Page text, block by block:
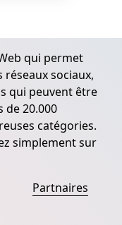
qui permet
sociaux,
qui peuvent être
de 20.000
catégories.
simplement sur
Partnaires